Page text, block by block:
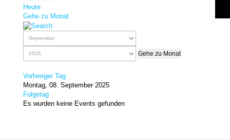
Heute
Gehe zu Monat
Gehe zu Monat
Vorheriger Tag
Montag, 08. September 2025
Folgetag
Es wurden keine Events gefunden